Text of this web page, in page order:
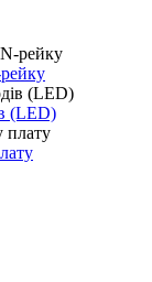
(LED)